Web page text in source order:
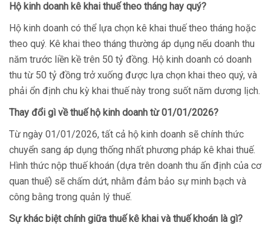
Hộ kinh doanh kê khai thuế theo tháng hay quý?
Hộ kinh doanh có thể lựa chọn kê khai thuế theo tháng hoặc
theo quý. Kê khai theo tháng thường áp dụng nếu doanh thu
năm trước liền kề trên 50 tỷ đồng. Hộ kinh doanh có doanh
thu từ 50 tỷ đồng trở xuống được lựa chọn khai theo quý, và
phải ổn định chu kỳ khai thuế này trong suốt năm dương lịch.
Thay đổi gì về thuế hộ kinh doanh từ 01/01/2026?
Từ ngày 01/01/2026, tất cả hộ kinh doanh sẽ chính thức
chuyển sang áp dụng thống nhất phương pháp kê khai thuế.
Hình thức nộp thuế khoán (dựa trên doanh thu ấn định của cơ
quan thuế) sẽ chấm dứt, nhằm đảm bảo sự minh bạch và
công bằng trong quản lý thuế.
Sự khác biệt chính giữa thuế kê khai và thuế khoán là gì?